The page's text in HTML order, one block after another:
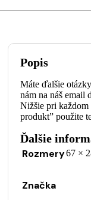
Popis
Máte ďalšie
nám na náš email
Nižšie pri každom
produkt” použite
Ďalšie
Rozmery67 ×
Značka